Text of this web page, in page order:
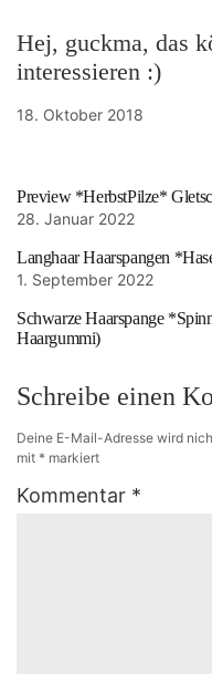
Hej, guckma, das
interessieren :)
18. Oktober 2018
Preview *HerbstPilze*
28. Januar 2022
Langhaar Haarspangen
1. September 2022
Schwarze Haarspange
Haargummi)
Schreibe einen
Deine E-Mail-Adresse wird
mit * markiert
Kommentar *